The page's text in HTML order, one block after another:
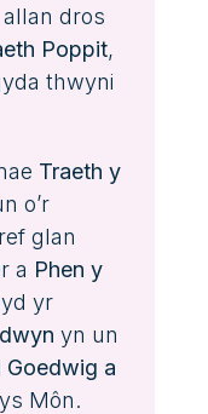
dros
Poppit,
thwyni
Traeth y
o’r
glan
a Phen y
yr
yn un
Goedwig a
Môn.